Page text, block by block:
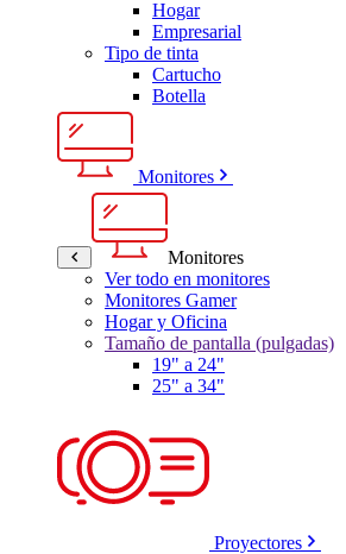
Hogar
Empresarial
Tipo de tinta
Cartucho
Botella
Monitores
Monitores
Ver todo en monitores
Monitores Gamer
Hogar y Oficina
Tamaño de pantalla (pulgadas)
19" a 24"
25" a 34"
Proyectores